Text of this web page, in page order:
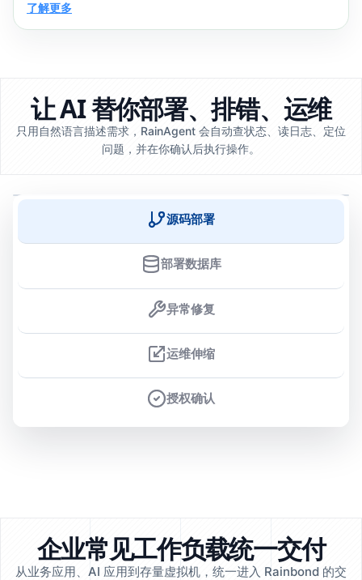
了解更多
让 AI 替你部署、排错、运维
只用自然语言描述需求，RainAgent 会自动查状态、读日志、定位
问题，并在你确认后执行操作。
源码部署
部署数据库
异常修复
运维伸缩
授权确认
企业常见工作负载统一交付
从业务应用、AI 应用到存量虚拟机，统一进入 Rainbond 的交